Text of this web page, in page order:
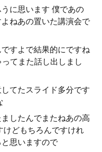
に思います 僕であの
ねあの置いた講演会で
すよで結果的にですね
てまた話し出しまし
てたスライド多分です
したんでまたねあの高
けどもちろんですけれ
思いますので